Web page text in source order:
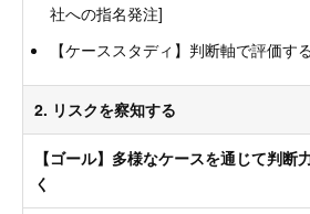
社への指名発注]
【ケーススタディ】判断軸で評価す
2. リスクを察知する
【ゴール】多様なケースを通じて判断
く